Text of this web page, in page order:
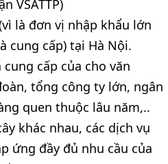
VSATTP)
là đơn vị nhập khẩu lớn
cung cấp) tại Hà Nội.
cấp của cho văn
tổng công ty lớn, ngân
quen thuộc lâu năm,..
khác nhau, các dịch vụ
ứng đầy đủ nhu cầu của